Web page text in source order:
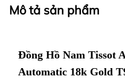
Mô tả sản phẩm
Đồng Hồ Nam Tissot
Automatic 18k Gold